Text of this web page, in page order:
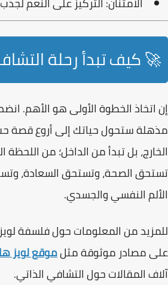
🚀 كيف تبدأ رحلة
إن اتخاذ الخطوة الأولى هو الأهم.
مذهلة ستحول حياتك إلى أروع قصة
الخارج، بل تبدأ من الداخل؛ من اللحظة
تستحق الصحة، وتستحق السعادة،
الألم النفسي والجسدي.
للمزيد من المعلومات حول فلسفة
على مصادر موثوقة مثلموقع لويز
آلاف المقالات حول التشافي الذاتي.